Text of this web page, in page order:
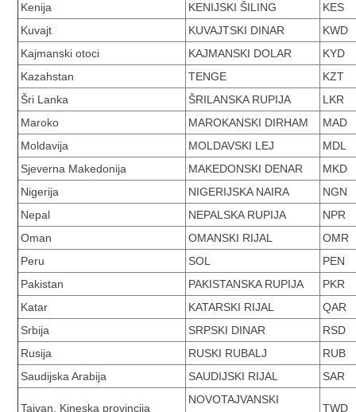
Kenija
KENIJSKI ŠILING
KES
Kuvajt
KUVAJTSKI DINAR
KWD
Kajmanski otoci
KAJMANSKI DOLAR
KYD
Kazahstan
TENGE
KZT
Šri Lanka
ŠRILANSKA RUPIJA
LKR
Maroko
MAROKANSKI DIRHAM
MAD
Moldavija
MOLDAVSKI LEJ
MDL
Sjeverna Makedonija
MAKEDONSKI DENAR
MKD
Nigerija
NIGERIJSKA NAIRA
NGN
Nepal
NEPALSKA RUPIJA
NPR
Oman
OMANSKI RIJAL
OMR
Peru
SOL
PEN
Pakistan
PAKISTANSKA RUPIJA
PKR
Katar
KATARSKI RIJAL
QAR
Srbija
SRPSKI DINAR
RSD
Rusija
RUSKI RUBALJ
RUB
Saudijska Arabija
SAUDIJSKI RIJAL SAR
Tajvan, Kineska provincija
NOVOTAJVANSKI
TWD